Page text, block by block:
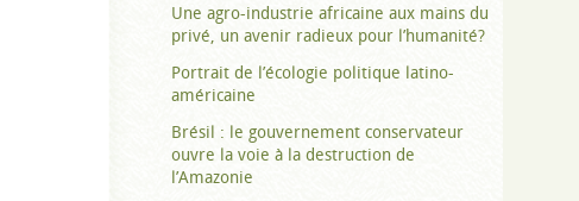
Une agro-industrie africaine aux mains du
privé, un avenir radieux pour l’humanité?
Portrait de l’écologie politique latino-
américaine
Brésil : le gouvernement conservateur
ouvre la voie à la destruction de
l’Amazonie